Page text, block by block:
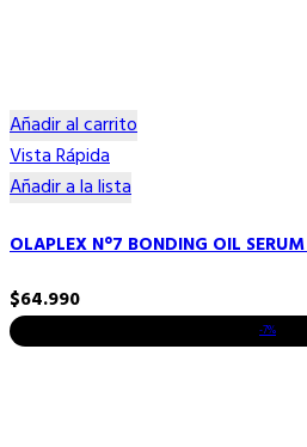
Añadir al carrito
Vista Rápida
Añadir a la lista
OLAPLEX N°7 BONDING OIL
$64.990
-7%